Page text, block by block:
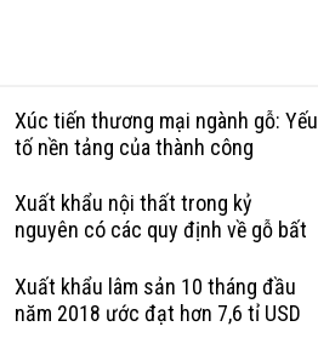
Xúc tiến thương mại ngành gỗ: Yếu
tố nền tảng của thành công
Xuất khẩu nội thất trong kỷ
nguyên có các quy định về gỗ bất
Kỳ
Xuất khẩu lâm sản 10 tháng đầu
năm 2018 ước đạt hơn 7,6 tỉ USD